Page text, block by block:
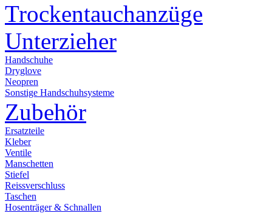
Trockentauchanzüge
Unterzieher
Handschuhe
Dryglove
Neopren
Sonstige Handschuhsysteme
Zubehör
Ersatzteile
Kleber
Ventile
Manschetten
Stiefel
Reissverschluss
Taschen
Hosenträger & Schnallen